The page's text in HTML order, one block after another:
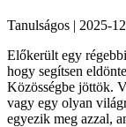
Tanulságos | 2025-
Előkerült egy
hogy segítsen
Közösségbe jöttök.
vagy egy olyan
egyezik meg azzal,